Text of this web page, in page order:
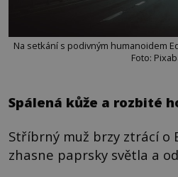
Na setkání s podivným humanoidem
Foto:
Spálená kůže a rozbité
Stříbrný muž brzy ztrácí o
zhasne paprsky světla a